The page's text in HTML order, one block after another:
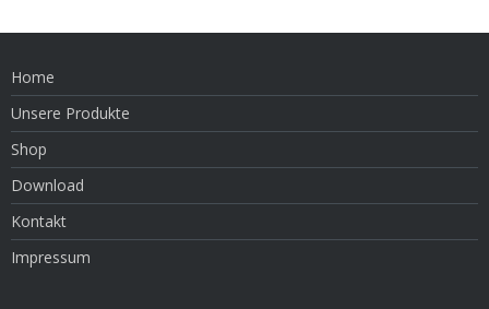
Home
Unsere Produkte
Shop
Download
Kontakt
Impressum